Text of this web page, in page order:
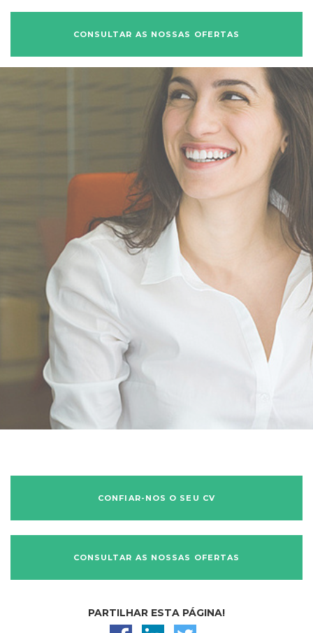
CONSULTAR AS NOSSAS OFERTAS
CONFIAR-NOS O SEU CV
CONSULTAR AS NOSSAS OFERTAS
PARTILHAR ESTA PÁGINA!